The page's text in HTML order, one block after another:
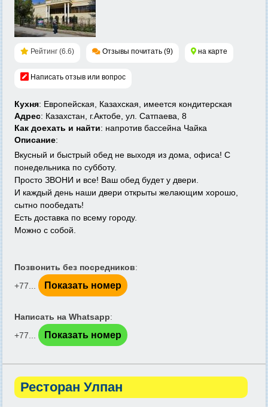
Рейтинг (6.6) Отзывы почитать (9) на карте
Написать отзыв или вопрос
Кухня: Европейская, Казахская, имеется кондитерская
Адрес: Казахстан, г.Актобе, ул. Сатпаева, 8
Как доехать и найти: напротив бассейна Чайка
Описание:
Вкусный и быстрый обед не выходя из дома, офиса! С
понедельника по субботу.
Просто ЗВОНИ и все! Ваш обед будет у двери.
И каждый день наши двери открыты желающим хорошо,
сытно пообедать!
Есть доставка по всему городу.
Можно с собой.
Позвонить без посредников:
+77...
Показать номер
Написать на Whatsapp:
+77...
Показать номер
Ресторан Улпан